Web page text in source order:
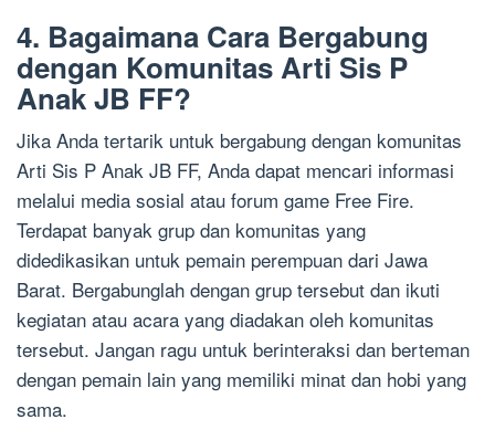
4. Bagaimana Cara Bergabung
dengan Komunitas Arti Sis P
Anak JB FF?
Jika Anda tertarik untuk bergabung dengan komunitas
Arti Sis P Anak JB FF, Anda dapat mencari informasi
melalui media sosial atau forum game Free Fire.
Terdapat banyak grup dan komunitas yang
didedikasikan untuk pemain perempuan dari Jawa
Barat. Bergabunglah dengan grup tersebut dan ikuti
kegiatan atau acara yang diadakan oleh komunitas
tersebut. Jangan ragu untuk berinteraksi dan berteman
dengan pemain lain yang memiliki minat dan hobi yang
sama.